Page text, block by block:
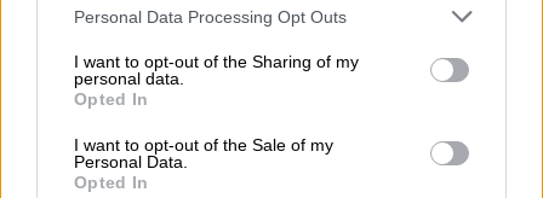
Please note that this website/app uses one or more Google
not limited to your visit or usage behaviour. You may click to
grant or deny consent to Google and its third-party tags to
use your data for below specified purposes in below Google
consent section.
Personal Data Processing Opt Outs
I want to opt-out of the Sharing of my
personal data.
Opted In
I want to opt-out of the Sale of my
Personal Data.
Opted In
Παλαιό Φάληρο: Σοκάρουν οι
αποκαλύψεις στην υπόθεση με το
νεκρό 3χρονο κορίτσι - «Κλειδί» οι